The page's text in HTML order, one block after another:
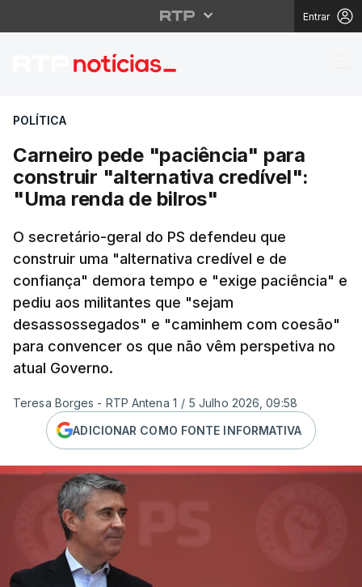
Entrar
Carneiro pede
POLÍTICA
Carneiro pede "paciência" para
construir "alternativa credível":
"Uma renda de bilros"
O secretário-geral do PS defendeu que
construir uma "alternativa credível e de
confiança" demora tempo e "exige paciência" e
pediu aos militantes que "sejam
desassossegados" e "caminhem com coesão"
para convencer os que não vêm perspetiva no
atual Governo.
Teresa Borges - RTP Antena 1 / 5 Julho 2026, 09:58
ADICIONAR COMO FONTE INFORMATIVA